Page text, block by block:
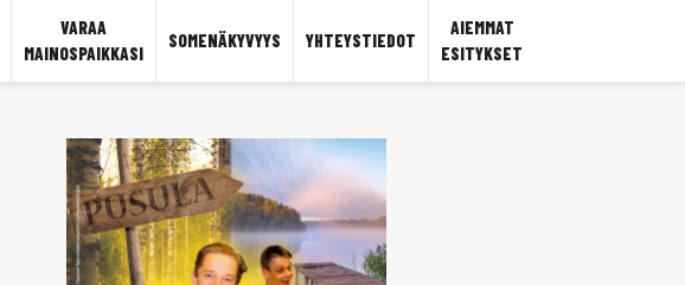
VARAA
MAINOSPAIKKASI
SOMENÄKYVYYS YHTEYSTIEDOT
AIEMMAT
ESITYKSET